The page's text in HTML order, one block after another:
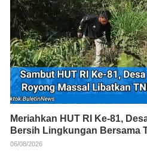
Meriahkan HUT RI Ke-81,
Bersih Lingkungan Bersama
06/08/2026